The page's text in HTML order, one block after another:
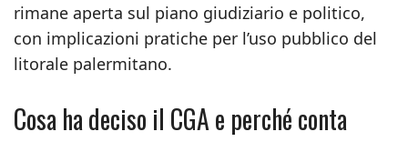
rimane aperta sul piano giudiziario e politico,
con implicazioni pratiche per l’uso pubblico del
litorale palermitano.
Cosa ha deciso il CGA e perché conta